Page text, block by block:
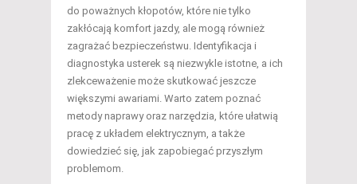
do poważnych kłopotów, które nie tylko
zakłócają komfort jazdy, ale mogą również
zagrażać bezpieczeństwu. Identyfikacja i
diagnostyka usterek są niezwykle istotne, a ich
zlekceważenie może skutkować jeszcze
większymi awariami. Warto zatem poznać
metody naprawy oraz narzędzia, które ułatwią
pracę z układem elektrycznym, a także
dowiedzieć się, jak zapobiegać przyszłym
problemom.